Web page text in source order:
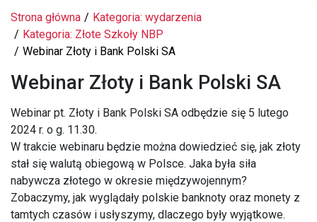
Strona główna
Kategoria: wydarzenia
Kategoria: Złote Szkoły NBP
Webinar Złoty i Bank Polski SA
Webinar Złoty i Bank Polski SA
Webinar pt. Złoty i Bank Polski SA odbędzie się 5 lutego
2024 r. o g. 11.30.
W trakcie webinaru będzie można dowiedzieć się, jak złoty
stał się walutą obiegową w Polsce. Jaka była siła
nabywcza złotego w okresie międzywojennym?
Zobaczymy, jak wyglądały polskie banknoty oraz monety z
tamtych czasów i usłyszymy, dlaczego były wyjątkowe.